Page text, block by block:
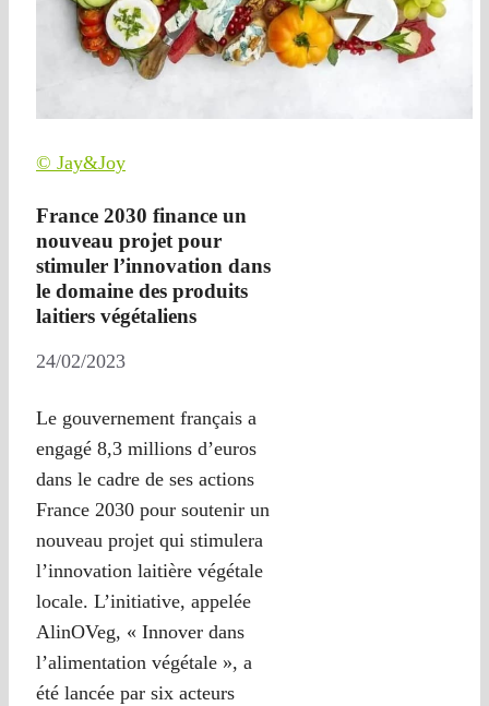
© Jay&Joy
France 2030 finance un
nouveau projet pour
stimuler l’innovation dans
le domaine des produits
laitiers végétaliens
24/02/2023
Le gouvernement français a
engagé 8,3 millions d’euros
dans le cadre de ses actions
France 2030 pour soutenir un
nouveau projet qui stimulera
l’innovation laitière végétale
locale. L’initiative, appelée
AlinOVeg, « Innover dans
l’alimentation végétale », a
été lancée par six acteurs